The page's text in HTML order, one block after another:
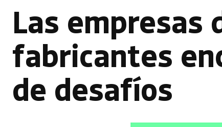
Las
fabricantes
de desafíos